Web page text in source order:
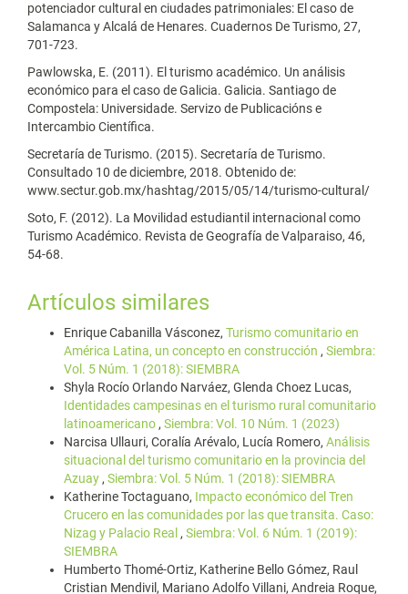
potenciador cultural en ciudades patrimoniales: El caso de
Salamanca y Alcalá de Henares. Cuadernos De Turismo, 27,
701-723.
Pawlowska, E. (2011). El turismo académico. Un análisis
económico para el caso de Galicia. Galicia. Santiago de
Compostela: Universidade. Servizo de Publicacións e
Intercambio Científica.
Secretaría de Turismo. (2015). Secretaría de Turismo.
Consultado 10 de diciembre, 2018. Obtenido de:
www.sectur.gob.mx/hashtag/2015/05/14/turismo-cultural/
Soto, F. (2012). La Movilidad estudiantil internacional como
Turismo Académico. Revista de Geografía de Valparaiso, 46,
54-68.
Artículos similares
Enrique Cabanilla Vásconez, Turismo comunitario en
América Latina, un concepto en construcción , Siembra:
Vol. 5 Núm. 1 (2018): SIEMBRA
Shyla Rocío Orlando Narváez, Glenda Choez Lucas,
Identidades campesinas en el turismo rural comunitario
latinoamericano, Siembra: Vol. 10 Núm. 1 (2023)
Narcisa Ullauri, Coralía Arévalo, Lucía Romero, Análisis
situacional del turismo comunitario en la provincia del
Azuay, Siembra: Vol. 5 Núm. 1 (2018): SIEMBRA
Katherine Toctaguano, Impacto económico del Tren
Crucero en las comunidades por las que transita. Caso:
Nizag y Palacio Real , Siembra: Vol. 6 Núm. 1 (2019):
SIEMBRA
Humberto Thomé-Ortiz, Katherine Bello Gómez, Raul
Cristian Mendivil, Mariano Adolfo Villani, Andreia Roque,